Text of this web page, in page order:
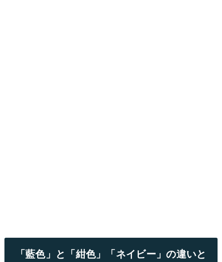
「藍色」と「紺色」「ネイビー」の違いと